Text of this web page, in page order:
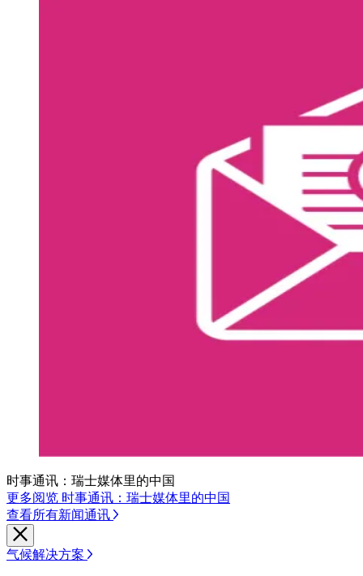
时事通讯：瑞士媒体里的中国
更多阅览 时事通讯：瑞士媒体里的中国
查看所有新闻通讯
气候解决方案